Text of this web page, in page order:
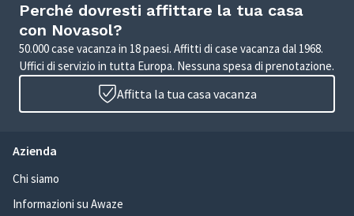
Perché dovresti affittare la tua casa
con Novasol?
50.000 case vacanza in 18 paesi. Affitti di case vacanza dal 1968.
Uffici di servizio in tutta Europa. Nessuna spesa di prenotazione.
Affitta la tua casa vacanza
Azienda
Chi siamo
Informazioni su Awaze